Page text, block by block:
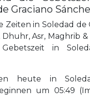
Graciano
Zeiten in Soledad de
Dhuhr, Asr, Maghrib
Gebetszeit in
heute in
um 05:49